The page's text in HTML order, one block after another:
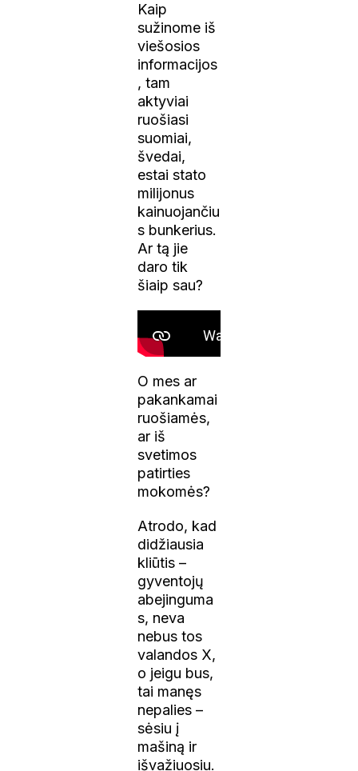
Kaip
sužinome iš
viešosios
informacijos
, tam
aktyviai
ruošiasi
suomiai,
švedai,
estai stato
milijonus
kainuojančiu
s bunkerius.
Ar tą jie
daro tik
šiaip sau?
O mes ar
pakankamai
ruošiamės,
ar iš
svetimos
patirties
mokomės?
Atrodo, kad
didžiausia
kliūtis –
gyventojų
abejinguma
s, neva
nebus tos
valandos X,
o jeigu bus,
tai manęs
nepalies –
sėsiu į
mašiną ir
išvažiuosiu.